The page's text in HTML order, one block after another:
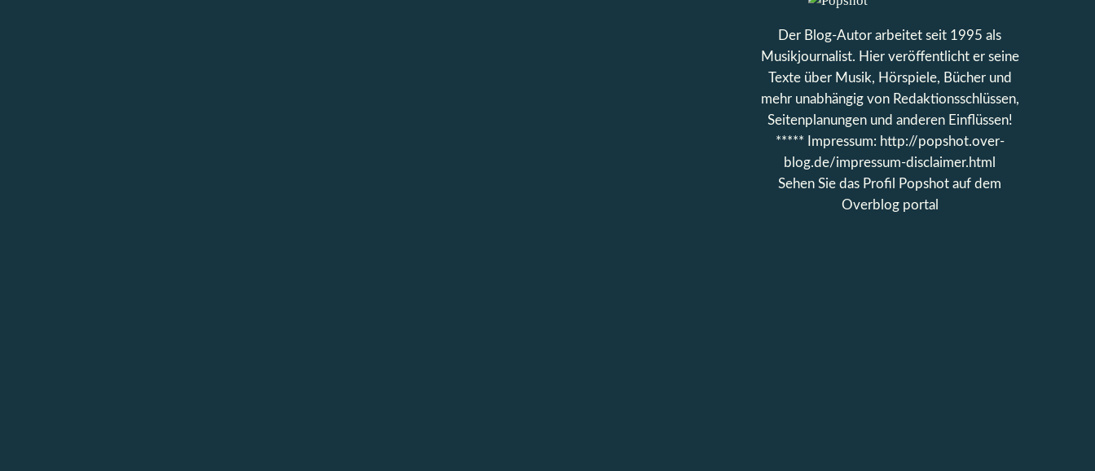
Der Blog-Autor arbeitet seit 1995 als
Musikjournalist. Hier veröffentlicht er seine
Texte über Musik, Hörspiele, Bücher und
mehr unabhängig von Redaktionsschlüssen,
Seitenplanungen und anderen Einflüssen!
***** Impressum: http://popshot.over-
blog.de/impressum-disclaimer.html
Sehen Sie das Profil
Popshot auf dem
Overblog portal